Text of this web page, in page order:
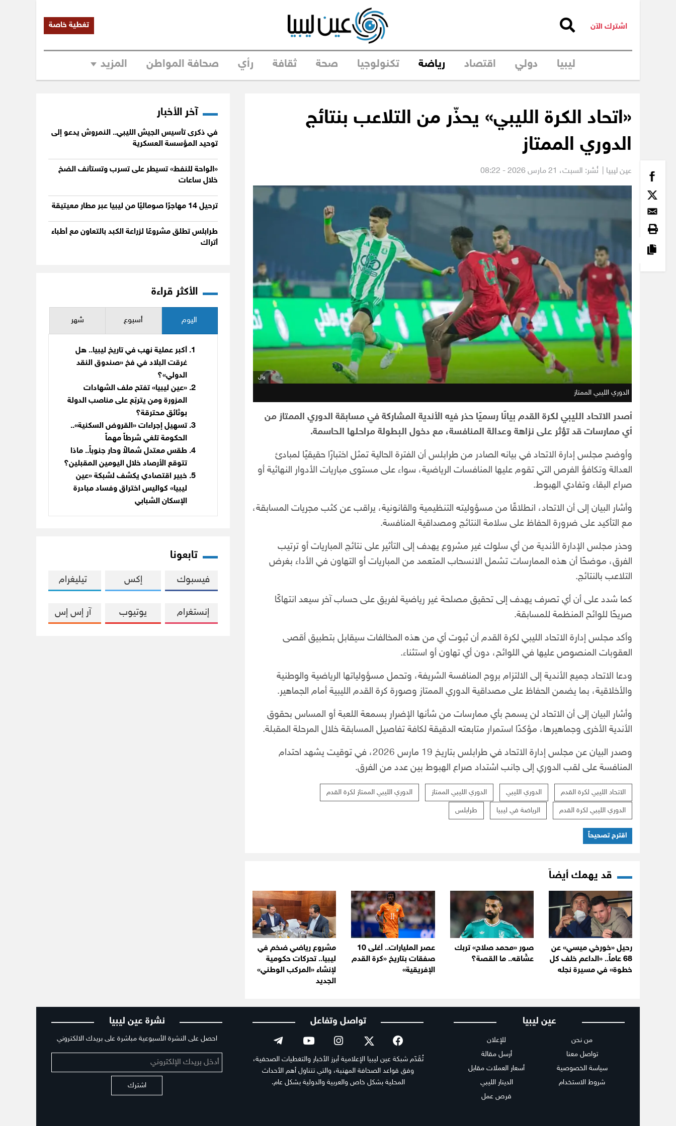
اشترك الآن تغطية خاصة
ليبيا دولي اقتصاد رياضة تكنولوجيا صحة ثقافة رأي صحافة المواطن المزيد
«اتحاد الكرة الليبي» يحذّر من التلاعب بنتائج
الدوري الممتاز
عين ليبيا | نُشر: السبت،
وال
الدوري الليبي الممتاز
أصدر الاتحاد الليبي لكرة القدم بيانًا رسميًا حذر فيه الأندية المشاركة في مسابقة الدوري الممتاز من
أي ممارسات قد تؤثر على نزاهة وعدالة المنافسة، مع دخول البطولة مراحلها الحاسمة.
وأوضح مجلس إدارة الاتحاد في بيانه الصادر من طرابلس أن الفترة الحالية تمثل اختبارًا حقيقيًا لمبادئ
العدالة وتكافؤ الفرص التي تقوم عليها المنافسات الرياضية، سواء على مستوى مباريات الأدوار النهائية أو
صراع البقاء وتفادي الهبوط.
وأشار البيان إلى أن الاتحاد، انطلاقًا من مسؤوليته التنظيمية والقانونية، يراقب عن كثب مجريات المسابقة،
مع التأكيد على ضرورة الحفاظ على سلامة النتائج ومصداقية المنافسة.
وحذر مجلس الإدارة الأندية من أي سلوك غير مشروع يهدف إلى التأثير على نتائج المباريات أو ترتيب
الفرق، موضحًا أن هذه الممارسات تشمل الانسحاب المتعمد من المباريات أو التهاون في الأداء بغرض
التلاعب بالنتائج.
كما شدد على أن أي تصرف يهدف إلى تحقيق مصلحة غير رياضية لفريق على حساب آخر سيعد انتهاكًا
صريحًا للوائح المنظمة للمسابقة.
وأكد مجلس إدارة الاتحاد الليبي لكرة القدم أن ثبوت أي من هذه المخالفات سيقابل بتطبيق أقصى
العقوبات المنصوص عليها في اللوائح، دون أي تهاون أو استثناء.
ودعا الاتحاد جميع الأندية إلى الالتزام بروح المنافسة الشريفة، وتحمل مسؤولياتها الرياضية والوطنية
والأخلاقية، بما يضمن الحفاظ على مصداقية الدوري الممتاز وصورة كرة القدم الليبية أمام الجماهير.
وأشار البيان إلى أن الاتحاد لن يسمح بأي ممارسات من شأنها الإضرار بسمعة اللعبة أو المساس بحقوق
الأندية الأخرى وجماهيرها، مؤكدًا استمرار متابعته الدقيقة لكافة تفاصيل المسابقة خلال المرحلة المقبلة.
وصدر البيان عن مجلس إدارة الاتحاد في طرابلس بتاريخ 19 مارس 2026، في توقيت يشهد احتدام
المنافسة على لقب الدوري إلى جانب اشتداد صراع الهبوط بين عدد من الفرق.
الاتحاد الليبي لكرة القدم الدوري الليبي الدوري الليبي الممتاز الدوري الليبي الممتاز لكرة القدم
الدوري الليبي لكرة القدم الرياضة في ليبيا طرابلس
اقترح تصحيحاً
قد يهمك أيضاً
رحيل «خورخي ميسي» عن
68 عاماً.. «الداعم خلف كل
خطوة» في مسيرة نجله
صور «محمد صلاح» تربك
عشّاقه.. ما القصة؟
عصر المليارات.. أغلى 10
صفقات بتاريخ «كرة القدم
الإفريقية»
مشروع رياضي ضخم في
ليبيا.. تحركات حكومية
لإنشاء «المركب الوطني»
الجديد
آخر الأخبار
في ذكرى تأسيس الجيش الليبي.. النمروش يدعو إلى
توحيد المؤسسة العسكرية
«الواحة للنفط» تسيطر على تسرب وتستأنف الضخ
خلال ساعات
ترحيل 14 مهاجرًا صوماليًا من ليبيا عبر مطار معيتيقة
طرابلس تطلق مشروعًا لزراعة الكبد بالتعاون مع أطباء
أتراك
الأكثر قراءة
اليوم أسبوع شهر
أكبر عملية نهب في تاريخ ليبيا.. هل
غرقت البلاد في فخ «صندوق النقد
الدولي»؟
«عين ليبيا» تفتح ملف الشهادات
المزورة ومن يتربّع على مناصب الدولة
بوثائق محترقة؟
تسهيل إجراءات «القروض السكنية»..
الحكومة تلغي شرطاً مهماً
طقس معتدل شمالاً وحار جنوباً.. ماذا
تتوقع الأرصاد خلال اليومين المقبلين؟
خبير اقتصادي يكشف لشبكة «عين
ليبيا» كواليس اختراق وفساد مبادرة
الإسكان الشبابي
تابعونا
فيسبوك إكس تيليغرام
إنستغرام يوتيوب آر إس إس
عين ليبيا
من نحن
تواصل معنا
سياسة الخصوصية
شروط الاستخدام
للإعلان
أرسل مقالة
أسعار العملات مقابل
الدينار الليبي
فرص عمل
تواصل وتفاعل
تُقَدّم شبكة عين ليبيا الإعلامية أبرز الأخبار والتغطيات الصحفية،
وفق قواعد الصحافة المهنية، والتي تتناول أهم الأحداث
المحلية بشكل خاص والعربية والدولية بشكل عام.
نشرة عين ليبيا
احصل على النشرة الأسبوعية مباشرة على بريدك الالكتروني
اشترك